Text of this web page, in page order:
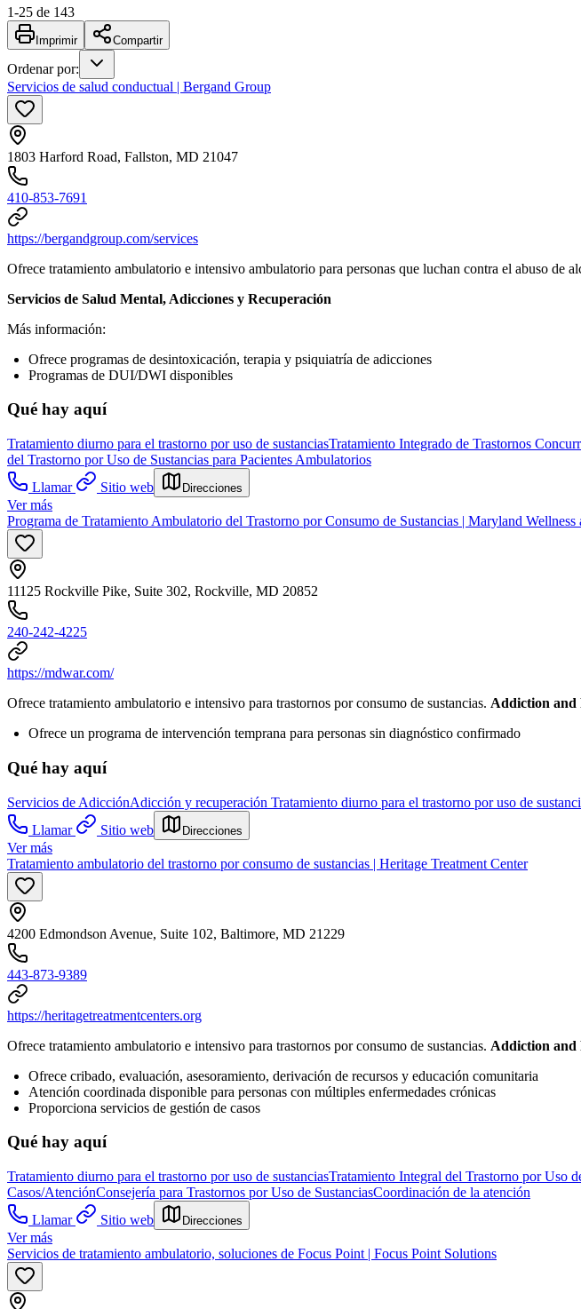
1-25 de 143
Imprimir Compartir
Ordenar por:
Servicios de salud conductual | Bergand Group
1803 Harford Road, Fallston, MD 21047
410-853-7691
https://bergandgroup.com/services
Ofrece tratamiento ambulatorio e intensivo ambulatorio para personas que luchan contra el abuso de
Servicios de Salud Mental, Adicciones y Recuperación
Más información:
Ofrece programas de desintoxicación, terapia y psiquiatría de adicciones
Programas de DUI/DWI disponibles
Qué hay aquí
Tratamiento diurno para el trastorno por uso de sustanciasTratamiento Integrado de Trastornos
del Trastorno por Uso de Sustancias para Pacientes Ambulatorios
Llamar
Sitio web Direcciones
Ver más
Programa de Tratamiento Ambulatorio del Trastorno por Consumo de Sustancias | Maryland Wellness
11125 Rockville Pike, Suite 302, Rockville, MD 20852
240-242-4225
https://mdwar.com/
Ofrece tratamiento ambulatorio e intensivo para trastornos por consumo de sustancias. Addiction and
Ofrece un programa de intervención temprana para personas sin diagnóstico confirmado
Qué hay aquí
Servicios de AdicciónAdicción y recuperación Tratamiento diurno para el trastorno por uso de
Llamar
Sitio web Direcciones
Ver más
Tratamiento ambulatorio del trastorno por consumo de sustancias | Heritage Treatment Center
4200 Edmondson Avenue, Suite 102, Baltimore, MD 21229
443-873-9389
https://heritagetreatmentcenters.org
Ofrece tratamiento ambulatorio e intensivo para trastornos por consumo de sustancias. Addiction and
Ofrece cribado, evaluación, asesoramiento, derivación de recursos y educación comunitaria
Atención coordinada disponible para personas con múltiples enfermedades crónicas
Proporciona servicios de gestión de casos
Qué hay aquí
Tratamiento diurno para el trastorno por uso de sustanciasTratamiento Integral del Trastorno por Uso
Casos/AtenciónConsejería para Trastornos por Uso de SustanciasCoordinación de la atención
Llamar
Sitio web Direcciones
Ver más
Servicios de tratamiento ambulatorio, soluciones de Focus Point | Focus Point Solutions